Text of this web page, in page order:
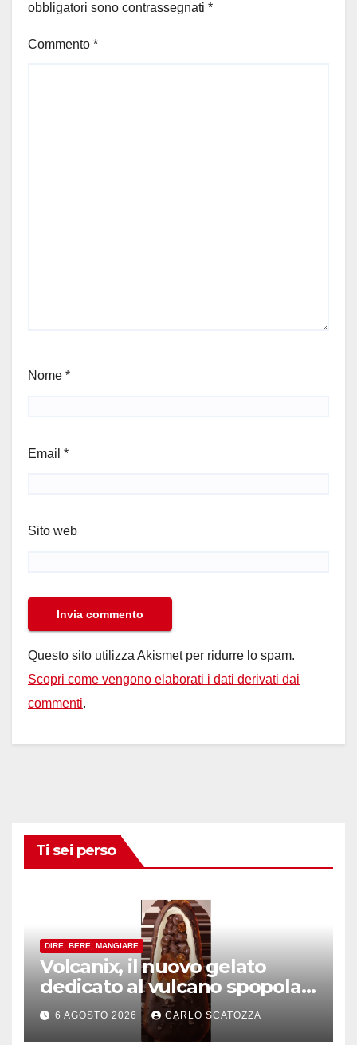
obbligatori sono contrassegnati *
Commento *
Nome *
Email *
Sito web
Questo sito utilizza Akismet per ridurre lo spam.
Scopri come vengono elaborati i dati derivati dai
commenti.
Ti sei perso
DIRE, BERE, MANGIARE
Volcanix, il nuovo gelato
dedicato al vulcano spopola,
è nato a Caivano
6 AGOSTO 2026 CARLO SCATOZZA